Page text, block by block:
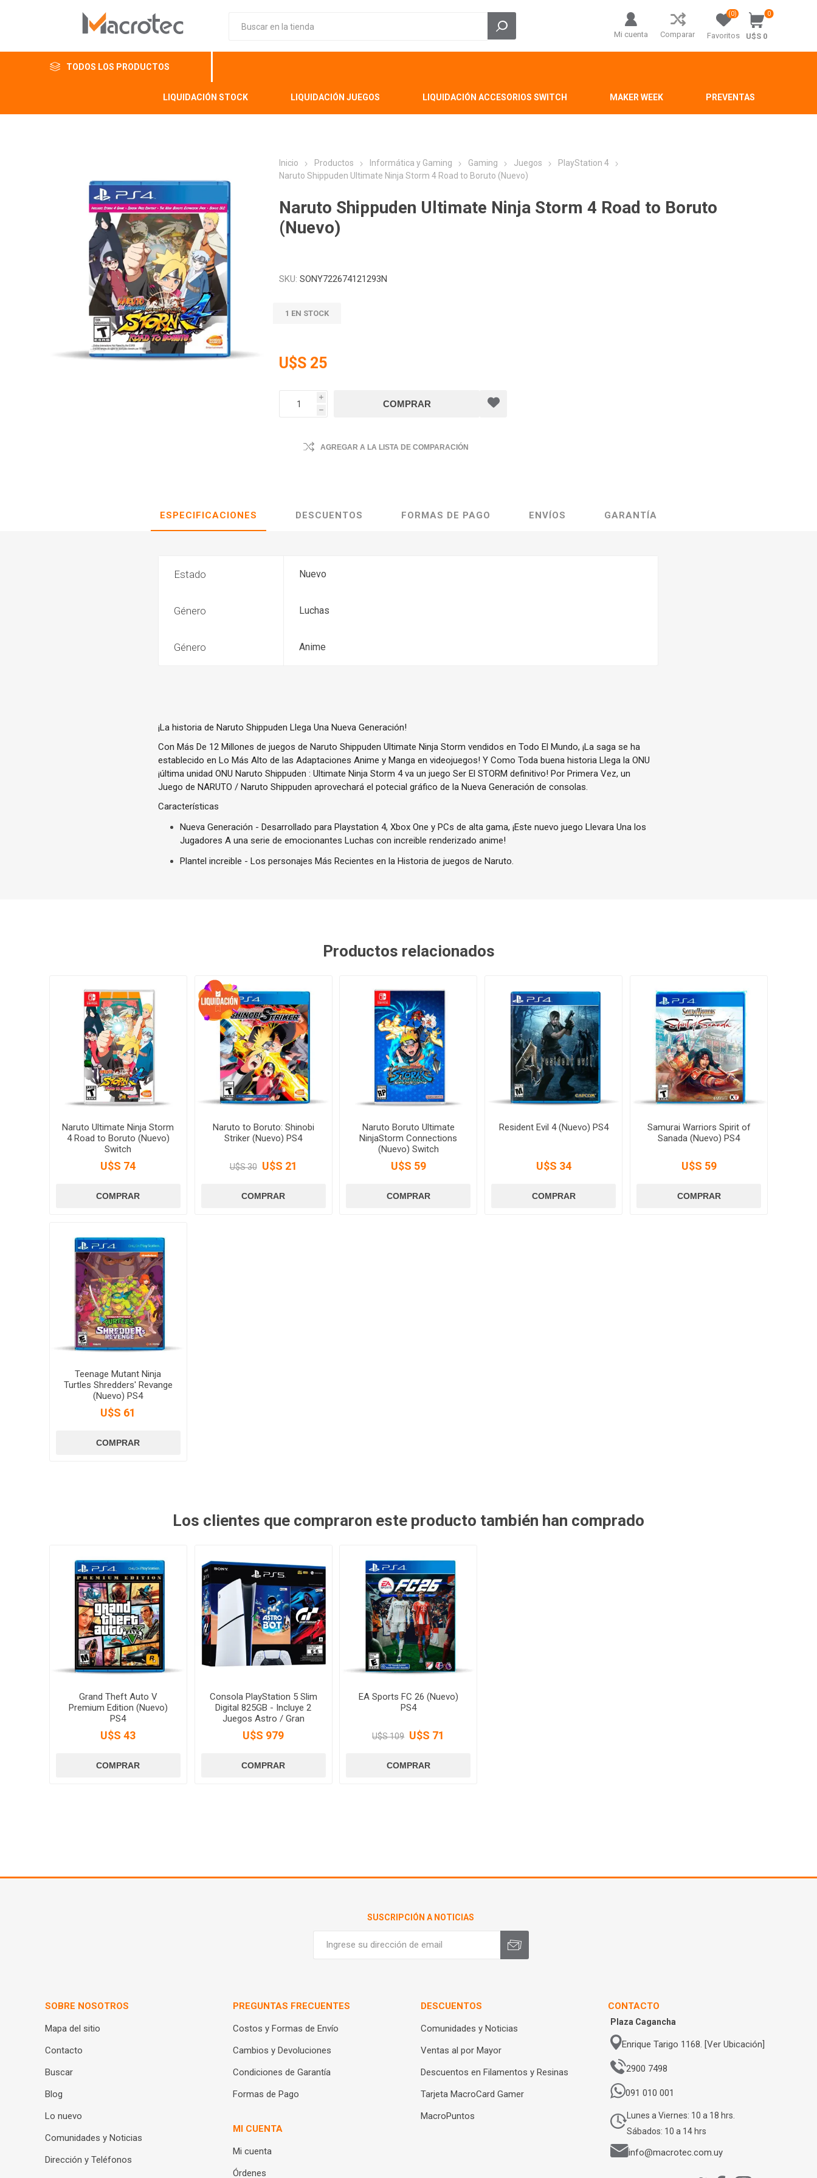
Mi cuenta Comparar Favoritos
(0) 0
U$S 0
TODOS LOS PRODUCTOS
LIQUIDACIÓN STOCK LIQUIDACIÓN JUEGOS LIQUIDACIÓN ACCESORIOS SWITCH MAKER WEEK PREVENTAS
Inicio Productos Informática y Gaming Gaming Juegos
PlayStation 4
Naruto Shippuden Ultimate Ninja Storm 4 Road to Boruto (Nuevo)
Naruto Shippuden Ultimate Ninja Storm 4 Road to Boruto
(Nuevo)
SKU: SONY722674121293N
1 EN STOCK
U$S 25
i
h
AGREGAR A LA LISTA DE COMPARACIÓN
ESPECIFICACIONES DESCUENTOS FORMAS DE PAGO ENVÍOS GARANTÍA
Estado Nuevo
Género Luchas
Género Anime
¡La historia de Naruto Shippuden Llega Una Nueva Generación!
Con Más De 12 Millones de juegos de Naruto Shippuden Ultimate Ninja Storm vendidos en Todo El Mundo, ¡La saga se ha
establecido en Lo Más Alto de las Adaptaciones Anime y Manga en videojuegos! Y Como Toda buena historia Llega la ONU
¡última unidad ONU Naruto Shippuden : Ultimate Ninja Storm 4 va un juego Ser El STORM definitivo! Por Primera Vez, un
Juego de NARUTO / Naruto Shippuden aprovechará el potecial gráfico de la Nueva Generación de consolas.
Características
Nueva Generación - Desarrollado para Playstation 4, Xbox One y PCs de alta gama, ¡Este nuevo juego Llevara Una los
Jugadores A una serie de emocionantes Luchas con increible renderizado anime!
Plantel increible - Los personajes Más Recientes en la Historia de juegos de Naruto.
Productos relacionados
Naruto Ultimate Ninja Storm
4 Road to Boruto (Nuevo)
Switch
U$S 74
Naruto to Boruto: Shinobi
Striker (Nuevo) PS4
U$S 30 U$S 21
Naruto Boruto Ultimate
NinjaStorm Connections
(Nuevo) Switch
U$S 59
Resident Evil 4 (Nuevo) PS4
U$S 34
Samurai Warriors Spirit of
Sanada (Nuevo) PS4
U$S 59
Teenage Mutant Ninja
Turtles Shredders' Revange
(Nuevo) PS4
U$S 61
Los clientes que compraron este producto también han comprado
Grand Theft Auto V
Premium Edition (Nuevo)
PS4
U$S 43
Consola PlayStation 5 Slim
Digital 825GB - Incluye 2
Juegos Astro / Gran
Turismo 7
U$S 979
EA Sports FC 26 (Nuevo)
PS4
U$S 109 U$S 71
SUSCRIPCIÓN A NOTICIAS
SOBRE NOSOTROS
Mapa del sitio
Contacto
Buscar
Blog
Lo nuevo
Comunidades y Noticias
Dirección y Teléfonos
PREGUNTAS FRECUENTES
Costos y Formas de Envío
Cambios y Devoluciones
Condiciones de Garantía
Formas de Pago
MI CUENTA
Mi cuenta
Órdenes
DESCUENTOS
Comunidades y Noticias
Ventas al por Mayor
Descuentos en Filamentos y Resinas
Tarjeta MacroCard Gamer
MacroPuntos
CONTACTO
Plaza Cagancha
Enrique Tarigo 1168. [Ver Ubicación]
2900 7498
091 010 001
Lunes a Viernes: 10 a 18 hrs.
Sábados: 10 a 14 hrs
info@macrotec.com.uy